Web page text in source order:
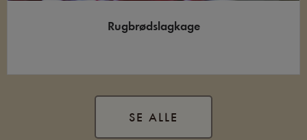
Rugbrødslagkage
SE ALLE